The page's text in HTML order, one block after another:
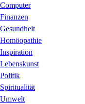
Computer
Finanzen
Gesundheit
Homöopathie
Inspiration
Lebenskunst
Politik
Spiritualität
Umwelt